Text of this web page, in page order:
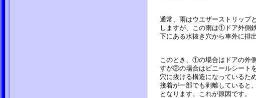
通常、雨はウエザーストリップ
しますが、この雨は①ドア外側
下にある水抜き穴から車外に排
このとき、①の場合はドアの外
すが②の場合はビニールシート
穴に抜ける構造になっているた
接着が一部でも剥離していると
となります。これが原因です。